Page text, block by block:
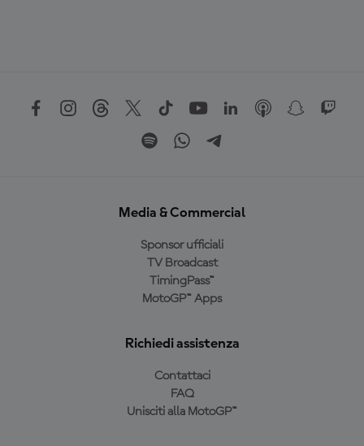
Media & Commercial
Sponsor ufficiali
TV Broadcast
TimingPass™
MotoGP™ Apps
Richiedi assistenza
Contattaci
FAQ
Unisciti alla MotoGP™